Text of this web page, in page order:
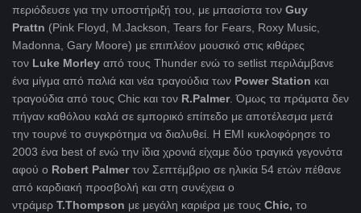
περιόδευσε για την υποστήριξή του, με μπασίστα τον Guy
Prattn (Pink Floyd, M.Jackson, Tears for Fears, Roxy Music,
Madonna, Gary Moore) με επιπλέον μουσικό στις κιθάρες
τον Luke Morley από τους Thunder ενώ το setlist περιλάμβανε
ένα μίγμα από παλιά και νέα τραγούδια των Power Station και
τραγούδια από τους Chic και τον R.Palmer. Όμως τα πράματα δεν
πήγαν καθόλου καλά σε εμπορικό επίπεδο με αποτέλεσμα μετά
την τουρνέ το συγκρότημα να διαλυθεί. Η ΕΜΙ κυκλοφόρησε το
2003 ένα best of ενώ την ίδια χρονιά είχαμε δύο τραγικά γεγονότα
αφού ο Robert Palmerτον Σεπτέμβριο σε ηλικία 54 ετών πέθανε
από καρδιακή προσβολή και στη συνέχεια ο
ντράμερ T.Thompson με μεγάλη καριέρα με τους Chic, το